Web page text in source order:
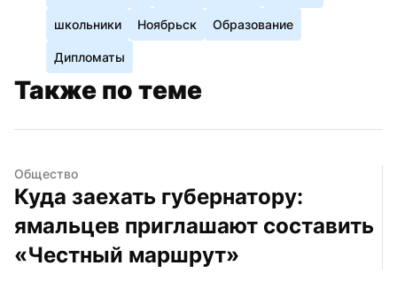
школьники Ноябрьск Образование
Дипломаты
Также по теме
Общество
Куда заехать губернатору:
ямальцев приглашают составить
«Честный маршрут»